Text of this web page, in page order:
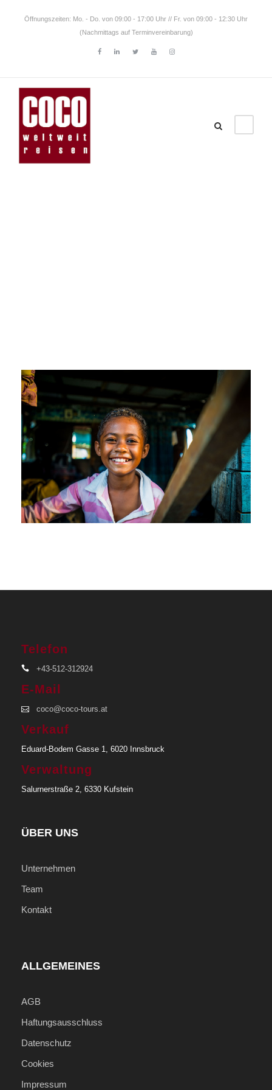
Öffnungszeiten: Mo. - Do. von 09:00 - 17:00 Uhr // Fr. von 09:00 - 12:30 Uhr
(Nachmittags auf Terminvereinbarung)
FIJI
Telefon
+43-512-312924
E-Mail
coco@coco-tours.at
Verkauf
Eduard-Bodem Gasse 1, 6020 Innsbruck
Verwaltung
Salurnerstraße 2, 6330 Kufstein
ÜBER UNS
Unternehmen
Team
Kontakt
ALLGEMEINES
AGB
Haftungsausschluss
Datenschutz
Cookies
Impressum